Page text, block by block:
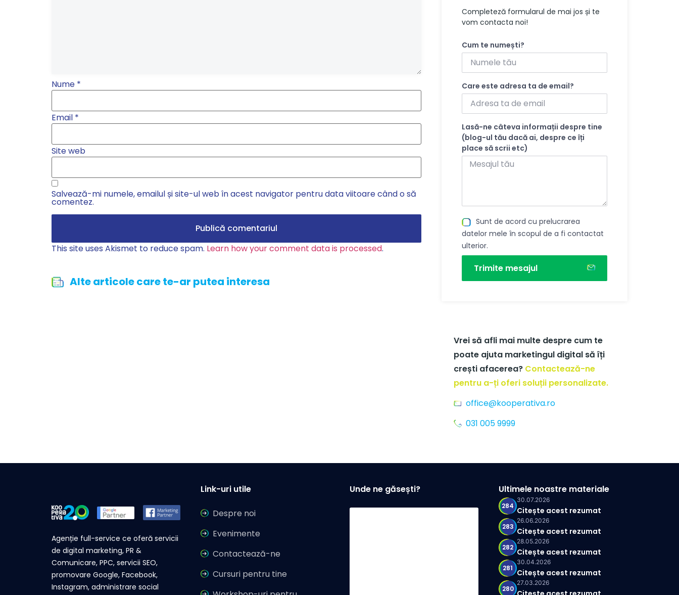
Nume *
Email *
Site web
Salvează-mi numele, emailul și site-ul web în acest navigator pentru data viitoare când o să
comentez.
This site uses Akismet to reduce spam. Learn how your comment data is processed.
Alte articole care te-ar putea interesa
Completeză formularul de mai jos și te
vom contacta noi!
Cum te numești?
Care este adresa ta de email?
Lasă-ne câteva informații despre tine
(blog-ul tău dacă ai, despre ce îți
place să scrii etc)
Sunt de acord cu prelucrarea
datelor mele în scopul de a fi contactat
ulterior.
Trimite mesajul
Vrei să afli mai multe despre cum te
poate ajuta marketingul digital să îți
crești afacerea? Contactează-ne
pentru a-ți oferi soluții personalizate.
office@kooperativa.ro
031 005 9999
Agenție full-service ce oferă servicii
de digital marketing, PR &
Comunicare, PPC, servicii SEO,
promovare Google, Facebook,
Instagram, administrare social
Link-uri utile
Despre noi
Evenimente
Contactează-ne
Cursuri pentru tine
Unde ne găsești? Ultimele noastre materiale
284
30.07.2026
Citește acest rezumat
283
26.06.2026
Citește acest rezumat
282
28.05.2026
Citește acest rezumat
281
30.04.2026
Citește acest rezumat
280
27.03.2026